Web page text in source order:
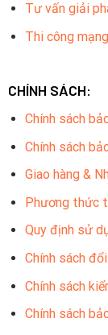
Tư vấn giải
Thi công mạng
CHÍNH SÁCH:
Chính sách
Chính sách
Giao hàng &
Phương thức
Quy định sử
Chính sách
Chính sách
Chính sách